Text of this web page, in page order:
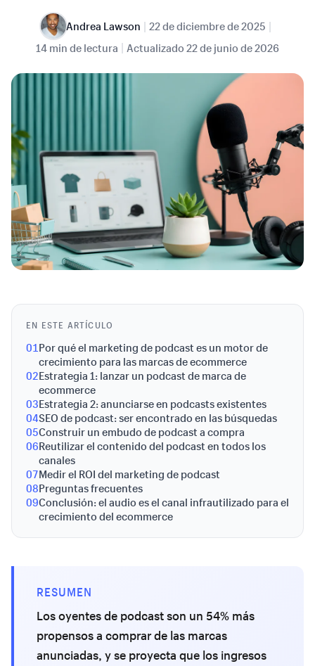
Andrea Lawson | 22 de diciembre de 2025 |
14 min de lectura | Actualizado 22 de junio de 2026
EN ESTE ARTÍCULO
01Por qué el marketing de podcast es un motor de
crecimiento para las marcas de ecommerce
02Estrategia 1: lanzar un podcast de marca de
ecommerce
03Estrategia 2: anunciarse en podcasts existentes
04SEO de podcast: ser encontrado en las búsquedas
05Construir un embudo de podcast a compra
06Reutilizar el contenido del podcast en todos los
canales
07Medir el ROI del marketing de podcast
08Preguntas frecuentes
09Conclusión: el audio es el canal infrautilizado para el
crecimiento del ecommerce
RESUMEN
Los oyentes de podcast son un 54% más
propensos a comprar de las marcas
anunciadas, y se proyecta que los ingresos